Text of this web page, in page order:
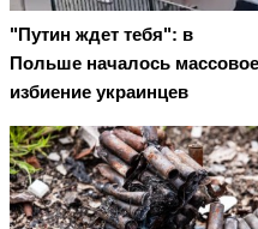
"Путин ждет тебя": в
Польше началось массовое
избиение украинцев